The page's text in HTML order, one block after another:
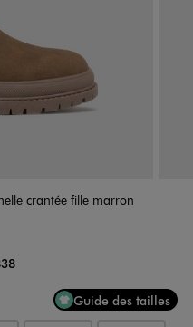
crantée fille marron
Guide des tailles